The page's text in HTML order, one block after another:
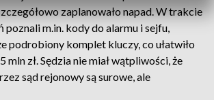
zaplanowało napad. W trakcie
m.in. kody do alarmu i sejfu,
podrobiony komplet kluczy, co ułatwiło
mln zł. Sędzia nie miał wątpliwości, że
sąd rejonowy są surowe, ale